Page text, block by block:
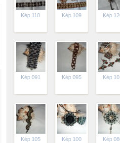
Kép 118 Kép 109 Kép
Kép 091 Kép 095 Kép
Kép 105 Kép 100 Kép